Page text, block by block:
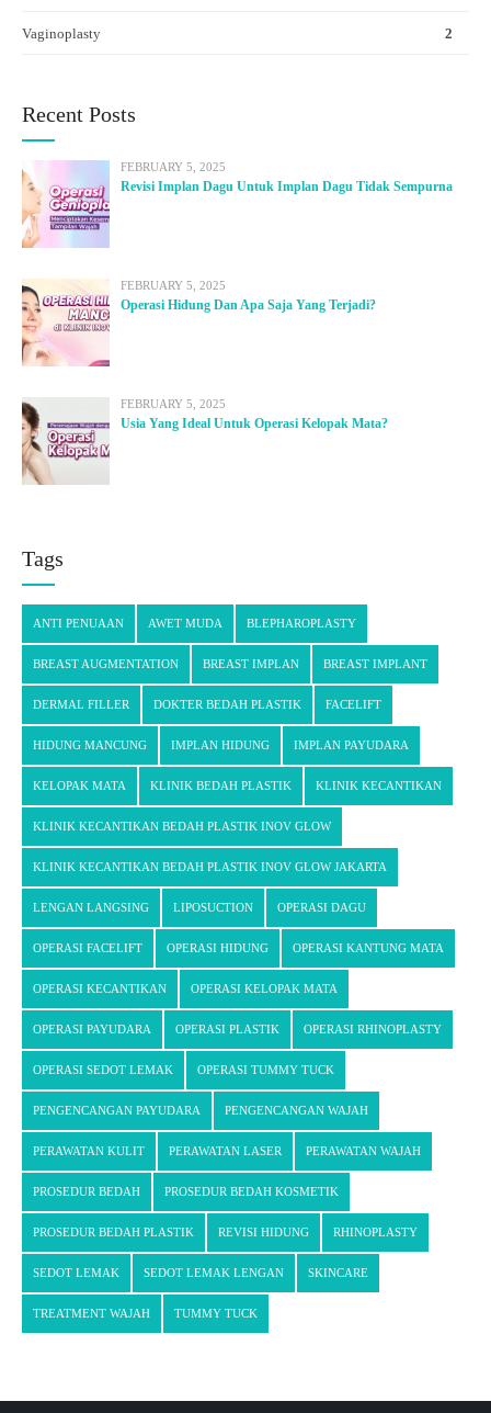
Vaginoplasty 2
Recent Posts
FEBRUARY 5, 2025
Revisi Implan Dagu Untuk Implan Dagu Tidak Sempurna
FEBRUARY 5, 2025
Operasi Hidung Dan Apa Saja Yang Terjadi?
FEBRUARY 5, 2025
Usia Yang Ideal Untuk Operasi Kelopak Mata?
Tags
ANTI PENUAAN AWET MUDA BLEPHAROPLASTY
BREAST AUGMENTATION BREAST IMPLAN BREAST IMPLANT
DERMAL FILLER DOKTER BEDAH PLASTIK FACELIFT
HIDUNG MANCUNG IMPLAN HIDUNG IMPLAN PAYUDARA
KELOPAK MATA KLINIK BEDAH PLASTIK KLINIK KECANTIKAN
KLINIK KECANTIKAN BEDAH PLASTIK INOV GLOW
KLINIK KECANTIKAN BEDAH PLASTIK INOV GLOW JAKARTA
LENGAN LANGSING LIPOSUCTION OPERASI DAGU
OPERASI FACELIFT OPERASI HIDUNG OPERASI KANTUNG MATA
OPERASI KECANTIKAN OPERASI KELOPAK MATA
OPERASI PAYUDARA OPERASI PLASTIK OPERASI RHINOPLASTY
OPERASI SEDOT LEMAK OPERASI TUMMY TUCK
PENGENCANGAN PAYUDARA PENGENCANGAN WAJAH
PERAWATAN KULIT PERAWATAN LASER PERAWATAN WAJAH
PROSEDUR BEDAH PROSEDUR BEDAH KOSMETIK
PROSEDUR BEDAH PLASTIK REVISI HIDUNG RHINOPLASTY
SEDOT LEMAK SEDOT LEMAK LENGAN SKINCARE
TREATMENT WAJAH TUMMY TUCK